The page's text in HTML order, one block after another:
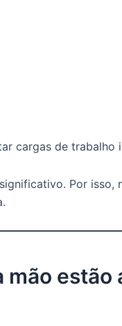
cargas de trabalho
Por isso,
mão estão